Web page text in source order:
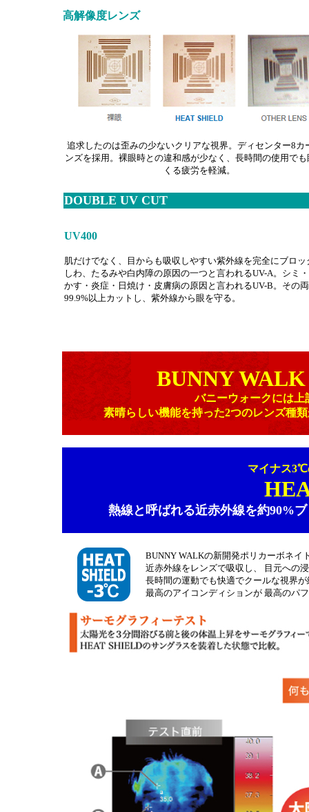
高解像度レンズ
追求したのは歪みの少ないクリアな視界。ディセンター8カ
ンズを採用。裸眼時との違和感が少なく、長時間の使用でも
くる疲労を軽減。
DOUBLE UV CUT
UV400
肌だけでなく、目からも吸収しやすい紫外線を完全にブロッ
しわ、たるみや白内障の原因の一つと言われるUV-A。シミ
かす・炎症・日焼け・皮膚病の原因と言われるUV-B。その
99.9%以上カットし、紫外線から眼を守る。
BUNNY
バニーウォークには
素晴らしい機能を持った2つのレンズ種
マイナス3℃
熱線と呼ばれる近赤外線を約90%
BUNNY WALKの新開発ポリカーボネイ
近赤外線をレンズで吸収し、 目元への
長時間の運動でも快適でクールな視界が
最高のアイコンディションが 最高のパ